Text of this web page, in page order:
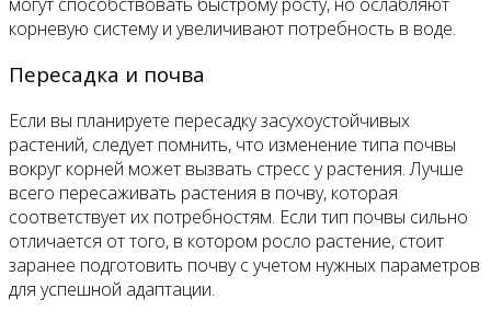
корневую систему и увеличивают потребность в воде.
Пересадка и почва
Если вы планируете пересадку засухоустойчивых
растений, следует помнить, что изменение типа почвы
вокруг корней может вызвать стресс у растения. Лучше
всего пересаживать растения в почву, которая
соответствует их потребностям. Если тип почвы сильно
отличается от того, в котором росло растение, стоит
заранее подготовить почву с учетом нужных параметров
для успешной адаптации.